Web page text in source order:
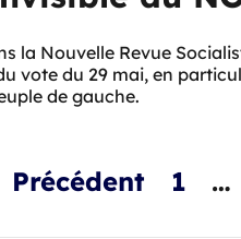
la Nouvelle Revue
vote du 29 mai, en
de gauche.
Précédent 1 …